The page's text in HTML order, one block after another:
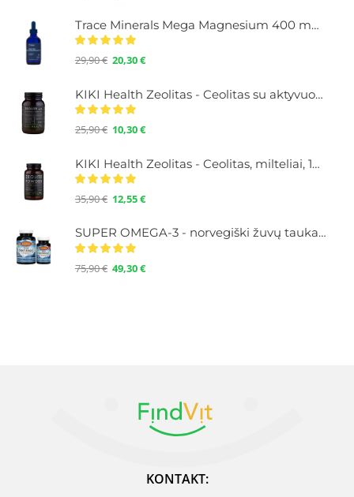
Trace Minerals Mega Magnesium 400 mg. Mineraalidega vedelik, 118 ml.
29,90€ 20,30€
KIKI Health Zeolitas - Ceolitas su aktyvuota anglimi, milteliai 60 g.
25,90€ 10,30€
KIKI Health Zeolitas - Ceolitas, milteliai, 120 g.
35,90€ 12,55€
SUPER OMEGA-3 - norvegiški žuvų taukai su Omega-3, didelė koncentracija, 100+30 kapsulių
75,90€ 49,30€
KONTAKT: